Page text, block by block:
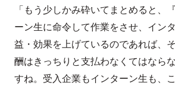
「もう少しかみ砕いてまとめると、
ーン生に命令して作業をさせ、イン
益・効果を上げているのであれば、
酬はきっちりと支払わなくてはなら
すね。受入企業もインターン生も、